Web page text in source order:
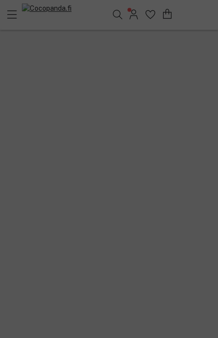
Löydä suosikkisi 25.355 tuotteen joukosta..